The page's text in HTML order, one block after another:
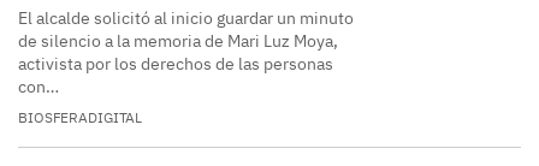
El alcalde solicitó al inicio guardar un minuto
de silencio a la memoria de Mari Luz Moya,
activista por los derechos de las personas
con…
BIOSFERADIGITAL